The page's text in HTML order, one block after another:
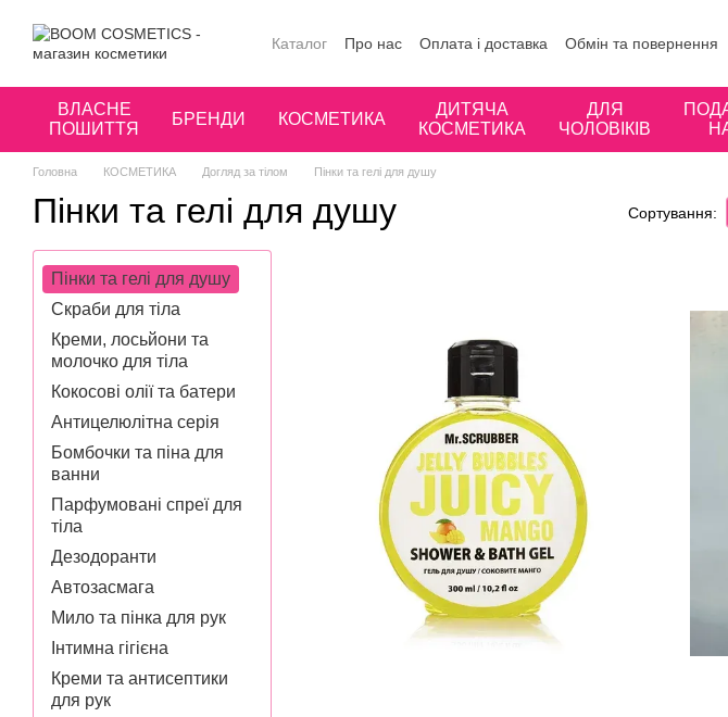
Каталог
Про нас Оплата і доставка Обмін та повернення
ВЛАСНЕ
ПОШИТТЯ
БРЕНДИ КОСМЕТИКА
ДИТЯЧА
КОСМЕТИКА
ДЛЯ
ЧОЛОВІКІВ
Головна КОСМЕТИКА Догляд за тілом Пінки та гелі для душу
Пінки та гелі для душу Сортування:
Пінки та гелі для душу
Скраби для тіла
Креми, лосьйони та
молочко для тіла
Кокосові олії та батери
Антицелюлітна серія
Бомбочки та піна для
ванни
Парфумовані спреї для
тіла
Дезодоранти
Автозасмага
Мило та пінка для рук
Інтимна гігієна
Креми та антисептики
для рук